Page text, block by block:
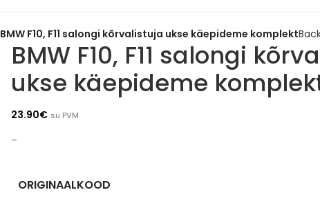
BMW F10, F11 salongi kõrvalistuja ukse käepideme komplekt
BMW F10, F11 salongi
ukse käepideme
23.90€ su PVM
–
ORIGINAALKOOD